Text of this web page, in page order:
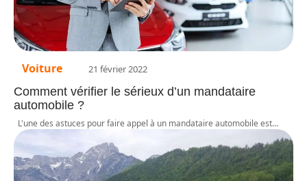
Voiture 21 février 2022
Comment vérifier le sérieux d’un mandataire
automobile ?
L'une des astuces pour faire appel à un mandataire automobile est…